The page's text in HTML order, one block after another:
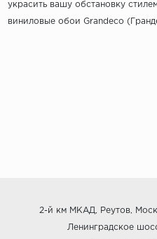
украсить вашу обстановку
виниловые обои Grandeco
2-й км МКАД, Реутов,
Ленинградское